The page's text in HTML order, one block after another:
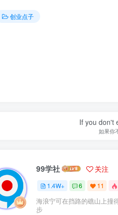
创业点子
If you don't
如果你
99学社 关注
1.4W+ 6 11
海浪宁可在挡路的礁山上撞
步